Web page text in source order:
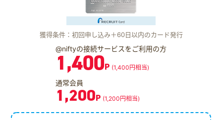
獲得条件：初回申し込み＋60日以内のカード発行
@niftyの接続サービスをご利用の方
1,400P (1,400円相当)
通常会員
1,200P (1,200円相当)